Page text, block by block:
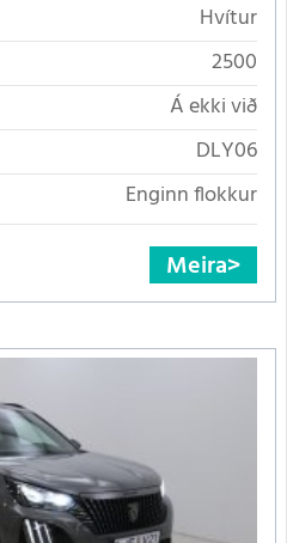
Hvítur
2500
Á ekki við
DLY06
Enginn flokkur
Meira